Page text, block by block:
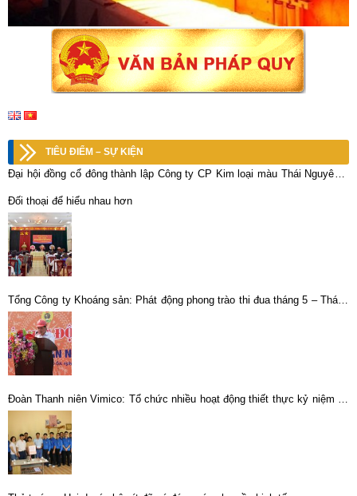
TIÊU ĐIỂM – SỰ KIỆN
Đại hội đồng cổ đông thành lập Công ty CP Kim loại màu Thái Nguyên –
Đối thoại để hiểu nhau hơn
Tổng Công ty Khoáng sản: Phát động phong trào thi đua tháng 5 – Tháng
công nhân năm 2014
Đoàn Thanh niên Vimico: Tổ chức nhiều hoạt động thiết thực kỷ niệm 78
năm Ngày Thương binh – Liệt sĩ